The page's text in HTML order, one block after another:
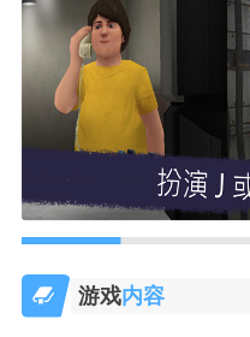
游戏内容